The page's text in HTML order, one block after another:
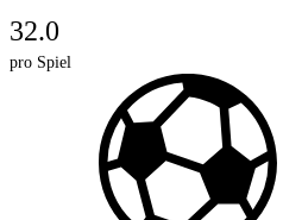
32.0
pro Spiel